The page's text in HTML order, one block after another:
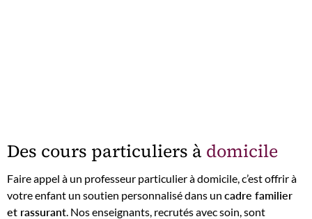
Des cours particuliers à domicile
Faire appel à un professeur particulier à domicile, c’est offrir à
votre enfant un soutien personnalisé dans un cadre familier
et rassurant . Nos enseignants, recrutés avec soin, sont